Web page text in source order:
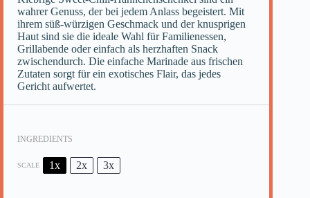
wahrer Genuss, der bei jedem Anlass begeistert. Mit
ihrem süß-würzigen Geschmack und der knusprigen
Haut sind sie die ideale Wahl für Familienessen,
Grillabende oder einfach als herzhaften Snack
zwischendurch. Die einfache Marinade aus frischen
Zutaten sorgt für ein exotisches Flair, das jedes
Gericht aufwertet.
INGREDIENTS
SCALE 1x 2x 3x